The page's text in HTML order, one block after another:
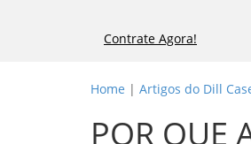
Contrate Agora!
Home | Artigos do Dill
POR QUE